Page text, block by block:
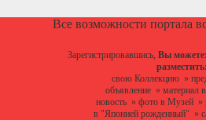
Все возможности
Зарегистрировавшись, Вы можете:
разместить:
свою Коллекцию»
объявление» материал
новость» фото в Музей»
в "Японией рожденный" »